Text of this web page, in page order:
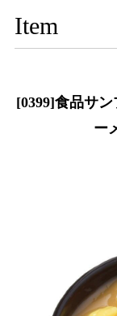
Item
[0399]食品サ
ー